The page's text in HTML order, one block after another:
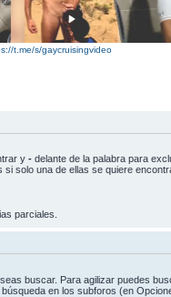
t.me/s/gaycruisingvideo
y - delante de la palabra para
si solo una de ellas se quiere
parciales.
buscar. Para agilizar puedes
en los subforos (en